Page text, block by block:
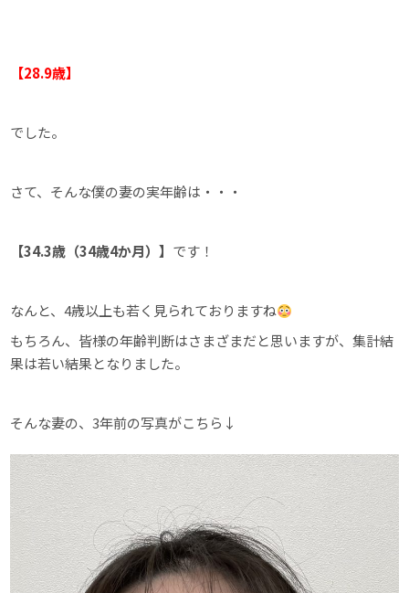
【28.9歳】
でした。
さて、そんな僕の妻の実年齢は・・・
【34.3歳（34歳4か月）】 です！
なんと、4歳以上も若く見られておりますね
もちろん、皆様の年齢判断はさまざまだと思いますが、集計結
果は若い結果となりました。
そんな妻の、3年前の写真がこちら↓